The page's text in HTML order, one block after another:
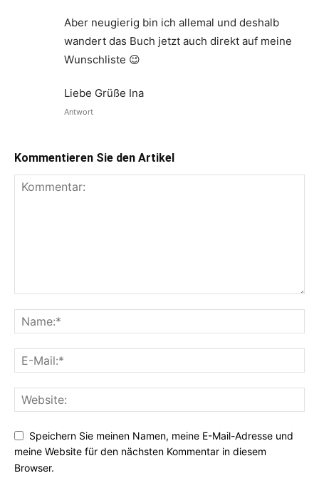
Aber neugierig bin ich allemal und deshalb
wandert das Buch jetzt auch direkt auf meine
Wunschliste 😉
Liebe Grüße Ina
Antwort
Kommentieren Sie den Artikel
Speichern Sie meinen Namen, meine E-Mail-Adresse und
meine Website für den nächsten Kommentar in diesem
Browser.